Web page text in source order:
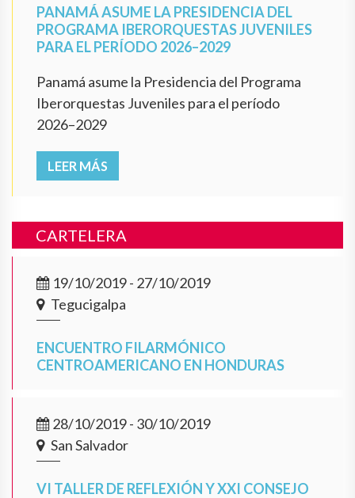
PANAMÁ ASUME LA PRESIDENCIA DEL
PROGRAMA IBERORQUESTAS JUVENILES
PARA EL PERÍODO 2026–2029
Panamá asume la Presidencia del Programa
Iberorquestas Juveniles para el período
2026–2029
LEER MÁS
CARTELERA
19/10/2019 - 27/10/2019
Tegucigalpa
ENCUENTRO FILARMÓNICO
CENTROAMERICANO EN HONDURAS
28/10/2019 - 30/10/2019
San Salvador
VI TALLER DE REFLEXIÓN Y XXI CONSEJO